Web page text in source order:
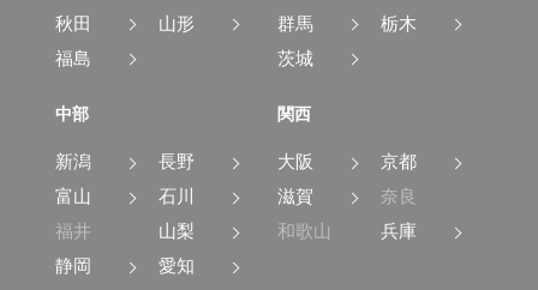
秋田
山形
福島
群馬
栃木
茨城
中部
新潟
長野
富山
石川
福井
山梨
静岡
愛知
関西
大阪
京都
滋賀
奈良
和歌山
兵庫